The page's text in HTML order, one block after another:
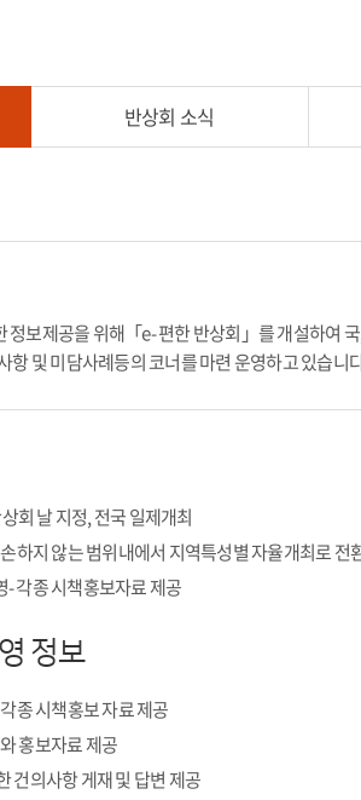
반상회 소식
보제공을 위해「e- 편한 반상회」를 개설하여
항 및 미담사례등의 코너를 마련 운영하고 있습니
회 날 지정, 전국 일제개최
하지 않는 범위내에서 지역특성별 자율개최로 전
- 각종 시책홍보자료 제공
정보
종 시책홍보 자료 제공
홍보자료 제공
건의사항 게재 및 답변 제공